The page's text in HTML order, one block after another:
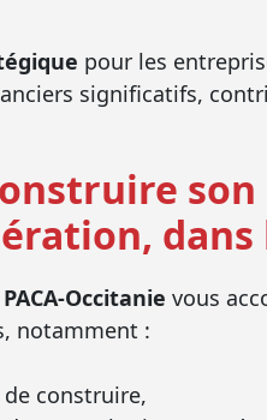
pour les
significatifs,
dans
Occitanie vous
notamment :
construire,